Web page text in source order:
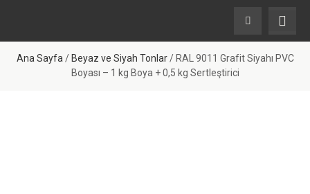
Ana Sayfa / Beyaz ve Siyah Tonlar/ RAL 9011 Grafit Siyahı PVC
Boyası – 1 kg Boya + 0,5 kg Sertleştirici